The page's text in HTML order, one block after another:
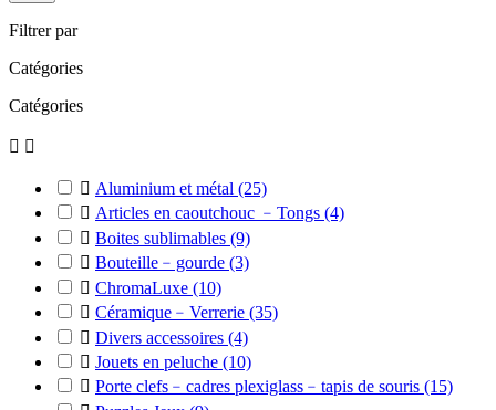
Filtrer par
Catégories
Catégories
 
 Aluminium et métal (25)
 Articles en caoutchouc ﹣Tongs (4)
 Boites sublimables (9)
 Bouteille﹣gourde (3)
 ChromaLuxe (10)
 Céramique﹣Verrerie (35)
 Divers accessoires (4)
 Jouets en peluche (10)
 Porte clefs﹣cadres plexiglass﹣tapis de souris (15)